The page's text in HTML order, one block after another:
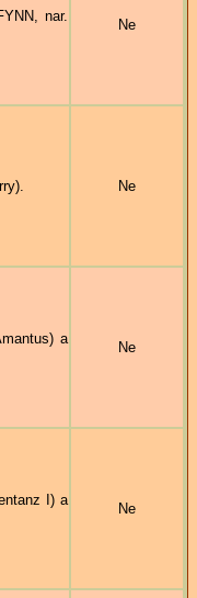
nar.
Ne
Ne
a
Ne
I) a
Ne